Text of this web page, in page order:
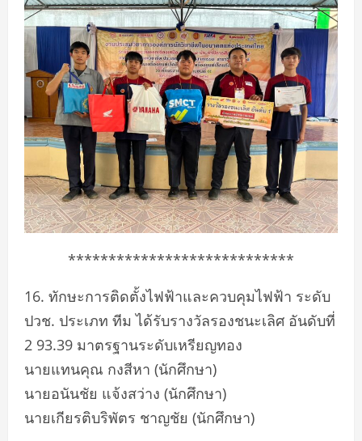
****************************
16. ทักษะการติดตั้งไฟฟ้าและควบคุมไฟฟ้า ระดับ
ปวช. ประเภท ทีม ได้รับรางวัลรองชนะเลิศ อันดับที่
2 93.39 มาตรฐานระดับเหรียญทอง
นายแทนคุณ กงสีหา (นักศึกษา)
นายอนันชัย แจ้งสว่าง (นักศึกษา)
นายเกียรติบริพัตร ชาญชัย (นักศึกษา)